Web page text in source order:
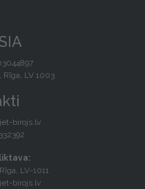
Rīga, LV 1003
birojs.lv
LV-1011
birojs.lv